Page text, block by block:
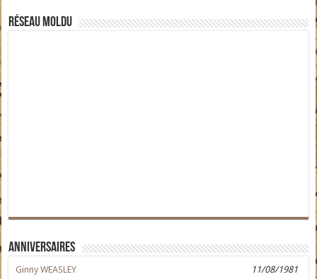
Réseau moldu
Anniversaires
Ginny WEASLEY
11/08/1981